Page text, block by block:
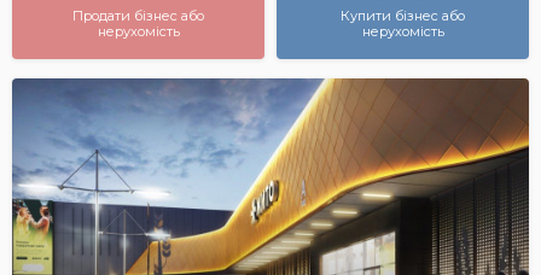
Продати бізнес або
нерухомість
Купити бізнес або
нерухомість